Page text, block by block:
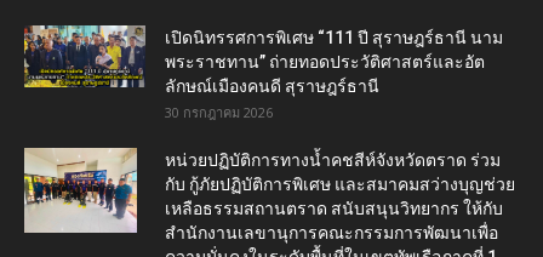
เปิดนิทรรศการพิเศษ “111 ปี สุราษฎร์ธานี นาม
พระราชทาน” ถ่ายทอดประวัติศาสตร์และอัต
ลักษณ์เมืองคนดี สุราษฎร์ธานี
30 กรกฎาคม 2026
หน่วยปฏิบัติการทางน้ำคชสีห์จังหวัดตราด ร่วม
กับ กู้ภัยปฏิบัติการพิเศษ และสมาคมสว่างบุญช่วย
เหลือธรรมสถานตราด สนับสนุนวิทยากร ให้กับ
สำนักงานเลขานุการคณะกรรมการพัฒนาเพื่อ